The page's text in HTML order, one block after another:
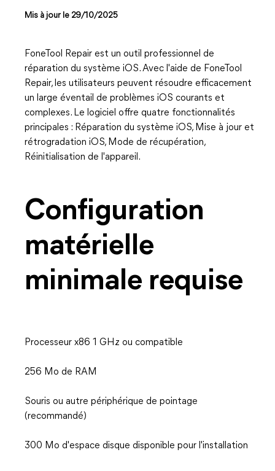
Mis à jour le 29/10/2025
FoneTool Repair est un outil professionnel de
réparation du système iOS. Avec l'aide de FoneTool
Repair, les utilisateurs peuvent résoudre efficacement
un large éventail de problèmes iOS courants et
complexes. Le logiciel offre quatre fonctionnalités
principales : Réparation du système iOS, Mise à jour et
rétrogradation iOS, Mode de récupération,
Réinitialisation de l'appareil.
Configuration
matérielle
minimale requise
Processeur x86 1 GHz ou compatible
256 Mo de RAM
Souris ou autre périphérique de pointage
(recommandé)
300 Mo d'espace disque disponible pour l'installation